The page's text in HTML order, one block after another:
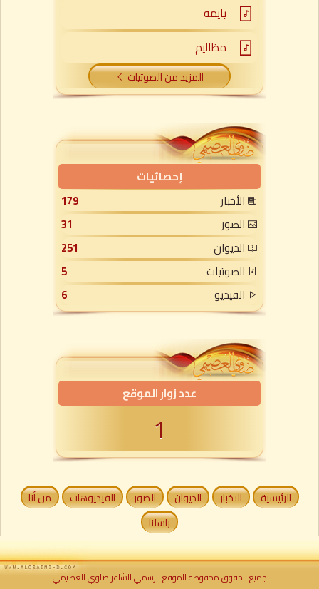
يايمه
مظاليم
المزيد من الصوتيات
إحصائيات
الأخبار
179
الصور
31
الديوان
251
الصوتيات
5
الفيديو
6
عدد زوار الموقع
1
الرئيسية الاخبار الديوان الصور الفيديوهات
من أنا
راسلنا
جميع الحقوق محفوظة للموقع الرسمي للشاعر ضاوي العصيمي